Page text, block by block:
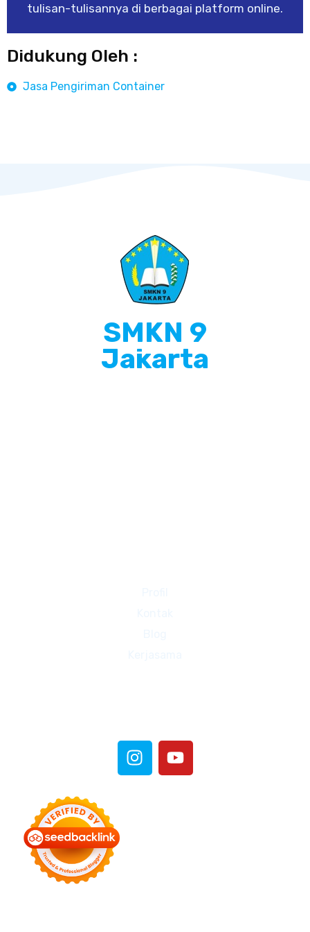
tulisan-tulisannya di berbagai platform online.
Didukung Oleh :
Jasa Pengiriman Container
SMKN 9
Jakarta